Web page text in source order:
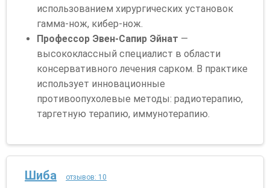
использованием хирургических установок
гамма-нож, кибер-нож.
Профессор Эвен-Сапир Эйнат —
высококлассный специалист в области
консервативного лечения сарком. В практике
использует инновационные
противоопухолевые методы: радиотерапию,
таргетную терапию, иммунотерапию.
Шиба отзывов: 10